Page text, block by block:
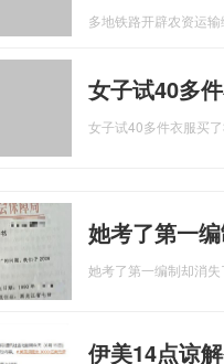
多地铁路开辟农资运
女子试40多
女子试40多件衣服买
她考了第一
她考了第一编制却消失
伊美14点谅